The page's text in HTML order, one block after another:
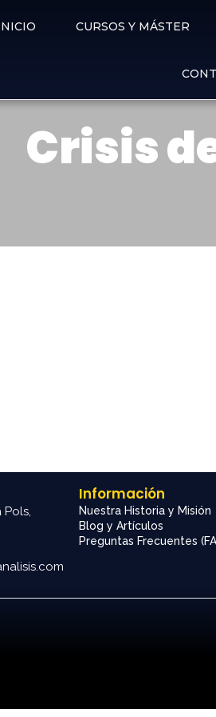
CURSOS Y MÁSTER
Crisis
Pols,
Información
Nuestra Historia y Misión
Blog y Artículos
Preguntas Frecuentes